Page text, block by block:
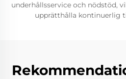
underhållsservice och nödstöd,
upprätthålla kontinuerlig